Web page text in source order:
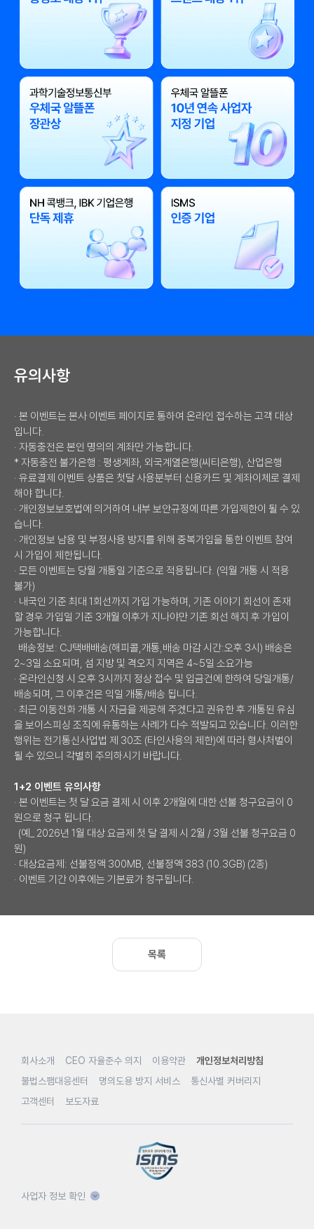
유의사항
· 본 이벤트는 본사 이벤트 페이지로 통하여 온라인 접수하는 고객 대상
입니다.
· 자동충전은 본인 명의의 계좌만 가능합니다.
* 자동충전 불가은행 : 평생계좌, 외국계열은행(씨티은행), 산업은행
· 유료결제 이벤트 상품은 첫달 사용분부터 신용카드 및 계좌이체로 결제
해야 합니다.
· 개인정보보호법에 의거하여 내부 보안규정에 따른 가입제한이 될 수 있
습니다.
· 개인정보 남용 및 부정사용 방지를 위해 중복가입을 통한 이벤트 참여
시 가입이 제한됩니다.
· 모든 이벤트는 당월 개통일 기준으로 적용됩니다. (익월 개통 시 적용
불가)
· 내국인 기준 최대 1회선까지 가입 가능하며, 기존 이야기 회선이 존재
할 경우 가입일 기준 3개월 이후가 지나야만 기존 회선 해지 후 가입이
가능합니다.
배송정보: CJ택배배송(해피콜,개통,배송 마감 시간:오후 3시) 배송은
2~3일 소요되며, 섬 지방 및 격오지 지역은 4~5일 소요가능
· 온라인신청 시 오후 3시까지 정상 접수 및 입금건에 한하여 당일개통/
배송되며, 그 이후건은 익일 개통/배송 됩니다.
· 최근 이동전화 개통 시 자금을 제공해 주겠다고 권유한 후 개통된 유심
을 보이스피싱 조직에 유통하는 사례가 다수 적발되고 있습니다. 이러한
행위는 전기통신사업법 제 30조 (타인사용의 제한)에 따라 형사처벌이
될 수 있으니 각별히 주의하시기 바랍니다.
1+2 이벤트 유의사항
· 본 이벤트는 첫 달 요금 결제 시 이후 2개월에 대한 선불 청구요금이 0
원으로 청구 됩니다.
(예_ 2026년 1월 대상 요금제 첫 달 결제 시 2월 / 3월 선불 청구요금 0
원)
· 대상요금제: 선불정액 300MB, 선불정액 383 (10.3GB) (2종)
· 이벤트 기간 이후에는 기본료가 청구됩니다.
목록
회사소개 CEO 자율준수 의지 이용약관
개인정보처리방침
불법스팸대응센터
명의도용 방지 서비스
통신사별 커버리지
고객센터
보도자료
사업자 정보 확인